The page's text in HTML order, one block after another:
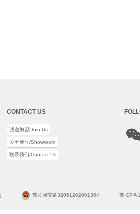
CONTACT US
诚邀加盟/Join Us
关于展厅/Showroom
联系我们/Contact Us
苏公网安备32061202001364 苏ICP备